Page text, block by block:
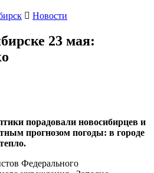
Новости
23 мая:
порадовали новосибирцев и
прогнозом погоды: в городе
Федерального